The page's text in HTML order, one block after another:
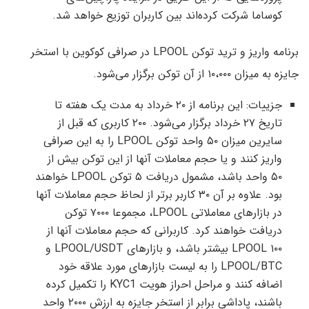
کوساما شرکت‌ کرده‌اند بین کاربران توزیع خواهد شد.
برنامه واریز و ترید توکن LPOOL در صرافی کوکوین با استخر
جایزه به میزان ۱۰،۰۰۰ از آن توکن برگزار می‌شود.
جزییات: این برنامه از ۲۰ خرداد به مدت یک هفته تا
تاریخ ۲۷ خرداد برگزار می‌شود. ۲۰۰ کاربری که قبل از
سایرین میزان ۵۰ واحد توکن LPOOL را به این صرافی
واریز کنند و یا حجم معاملات آنها از این توکن بیش از
۵۰ واحد باشد، مشمول دریافت ۵ توکن LPOOL خواهند
بود. علاوه بر آن ۳۰ کاربر برتر از لحاظ حجم معاملات آنها
در بازارهای معاملاتی LPOOL، مجموعا ۷۰۰۰ توکن
دریافت خواهند کرد. کاربرانی که حجم معاملات آنها از
۱۰۰ LPOOL بیشتر باشد، و بازارهای LPOOL/USDT و
LPOOL/BTC را به لیست بازارهای مورد علاقه خود
اضافه کنند و مراحل احراز هویت KYC1 را تکمیل کرده
باشند، پاداشی برابر از استخر جایزه به ارزش ۲۰۰۰ واحد